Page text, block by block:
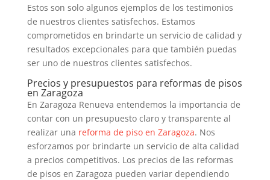
Estos son solo algunos ejemplos de los testimonios
de nuestros clientes satisfechos. Estamos
comprometidos en brindarte un servicio de calidad y
resultados excepcionales para que también puedas
ser uno de nuestros clientes satisfechos.
Precios y presupuestos para reformas de pisos
en Zaragoza
En Zaragoza Renueva entendemos la importancia de
contar con un presupuesto claro y transparente al
realizar una reforma de piso en Zaragoza. Nos
esforzamos por brindarte un servicio de alta calidad
a precios competitivos. Los precios de las reformas
de pisos en Zaragoza pueden variar dependiendo